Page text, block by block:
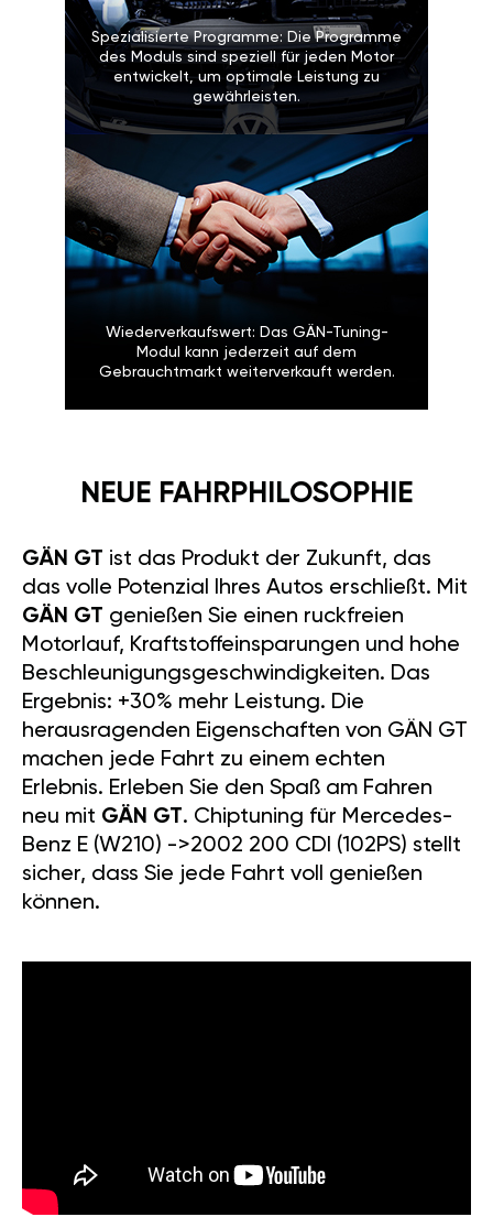
Spezialisierte Programme: Die Programme
des Moduls sind speziell für jeden Motor
entwickelt, um optimale Leistung zu
gewährleisten.
Wiederverkaufswert: Das GÄN-Tuning-
Modul kann jederzeit auf dem
Gebrauchtmarkt weiterverkauft werden.
NEUE FAHRPHILOSOPHIE
GÄN GT ist das Produkt der Zukunft, das
das volle Potenzial Ihres Autos erschließt. Mit
GÄN GT genießen Sie einen ruckfreien
Motorlauf, Kraftstoffeinsparungen und hohe
Beschleunigungsgeschwindigkeiten. Das
Ergebnis: +30% mehr Leistung. Die
herausragenden Eigenschaften von GÄN GT
machen jede Fahrt zu einem echten
Erlebnis. Erleben Sie den Spaß am Fahren
neu mit GÄN GT. Chiptuning für Mercedes-
Benz E (W210) ->2002 200 CDI (102PS) stellt
sicher, dass Sie jede Fahrt voll genießen
können.